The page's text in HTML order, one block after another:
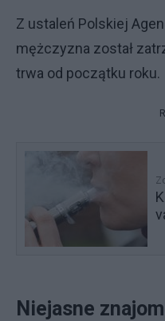
Z ustaleń Polskiej
mężczyzna został
trwa od początku roku.
Niejasne